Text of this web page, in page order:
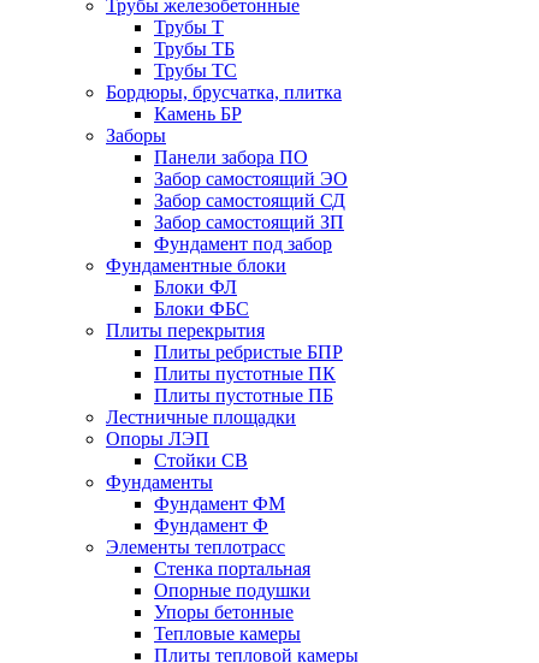
Трубы железобетонные
Трубы Т
Трубы ТБ
Трубы ТС
Бордюры, брусчатка, плитка
Камень БР
Заборы
Панели забора ПО
Забор самостоящий ЭО
Забор самостоящий СД
Забор самостоящий ЗП
Фyндамент под забор
Фундаментные блоки
Блоки ФЛ
Блоки ФБС
Плиты перекрытия
Плиты ребристые БПР
Плиты пустотные ПК
Плиты пустотные ПБ
Лестничные площадки
Опоры ЛЭП
Стойки СВ
Фундаменты
Фyндамент ФМ
Фyндамент Ф
Элементы теплотрасс
Стенка портальная
Опорные подушки
Упоры бетонные
Тепловые камеры
Плиты тепловой камеры